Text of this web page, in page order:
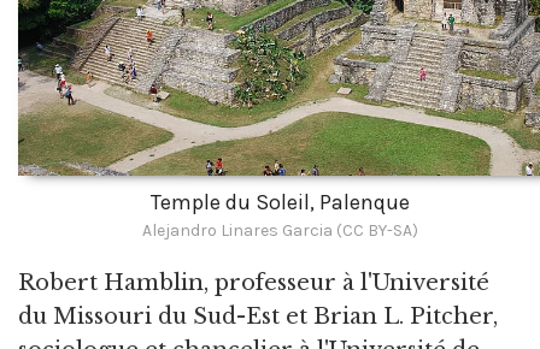
Temple du Soleil, Palenque
Alejandro Linares Garcia (CC BY-SA)
Robert Hamblin, professeur à l'Université
du Missouri du Sud-Est et Brian L. Pitcher,